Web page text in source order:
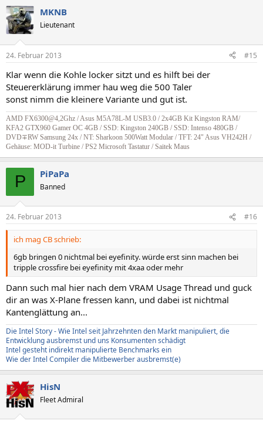
MKNB
Lieutenant
24. Februar 2013 #15
Klar wenn die Kohle locker sitzt und es hilft bei der
Steuererklärung immer hau weg die 500 Taler
sonst nimm die kleinere Variante und gut ist.
AMD FX6300@4,2Ghz / Asus M5A78L-M USB3.0 / 2x4GB Kit Kingston RAM/
KFA2 GTX960 Gamer OC 4GB / SSD: Kingston 240GB / SSD: Intenso 480GB /
DVD∓RW Samsung 24x / NT: Sharkoon 500Watt Modular / TFT: 24" Asus VH242H /
Gehäuse: MOD-it Turbine / PS2 Microsoft Tastatur / Saitek Maus
P PiPaPa
Banned
24. Februar 2013 #16
ich mag CB schrieb:
6gb bringen 0 nichtmal bei eyefinity. würde erst sinn machen bei
tripple crossfire bei eyefinity mit 4xaa oder mehr
Dann such mal hier nach dem VRAM Usage Thread und guck
dir an was X-Plane fressen kann, und dabei ist nichtmal
Kantenglättung an...
Die Intel Story - Wie Intel seit Jahrzehnten den Markt manipuliert, die
Entwicklung ausbremst und uns Konsumenten schädigt
Intel gesteht indirekt manipulierte Benchmarks ein
Wie der Intel Compiler die Mitbewerber ausbremst(e)
HisN
Fleet Admiral